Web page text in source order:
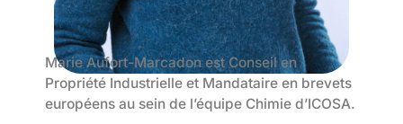
Marie Aufort-Marcadon est Conseil en
Propriété Industrielle et Mandataire en brevets
européens au sein de l’équipe Chimie d’ICOSA.